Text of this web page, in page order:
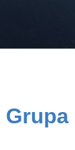
Grupa